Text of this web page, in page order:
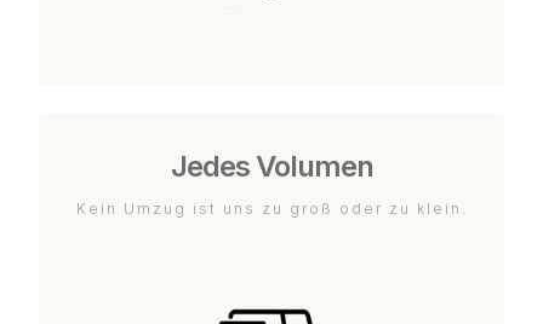
Jedes Volumen
Kein Umzug ist uns zu groß oder zu klein.